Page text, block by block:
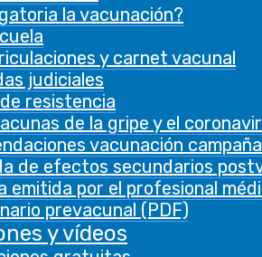
la vacunación?
y carnet vacunal
judiciales
resistencia
de la gripe y el
vacunación
de efectos secundarios
emitida por el profesional
prevacunal (PDF)
y vídeos
se utilizan para
los visitantes interactúan
cookies ayudan a
sobre métricas, el
la tasa de rebote, la
etc.